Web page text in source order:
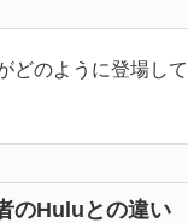
どのように登場し
のHuluとの違い